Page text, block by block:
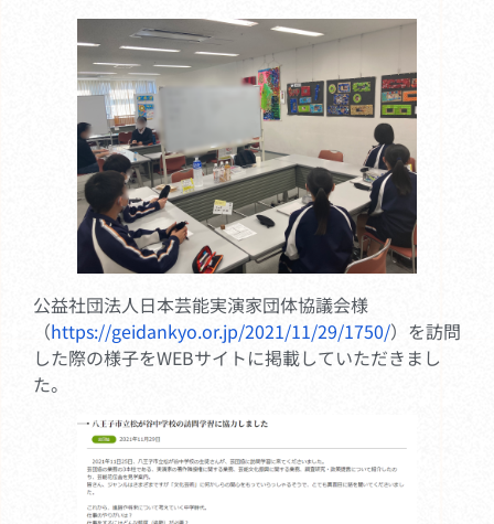
公益社団法人日本芸能実演家団体協議会様
（https://geidankyo.or.jp/2021/11/29/1750/）を訪問
した際の様子をWEBサイトに掲載していただきまし
た。